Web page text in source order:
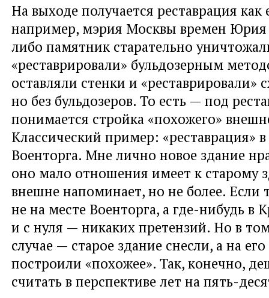
На выходе получается реставрация
например, мэрия Москвы времен Юрия
либо памятник старательно
«реставрировали» бульдозерным
оставляли стенки и «реставрировали»
но без бульдозеров. То есть — под
понимается стройка «похожего»
Классический пример: «реставрация»
Военторга. Мне лично новое здание
оно мало отношения имеет к старому
внешне напоминает, но не более. Если
не на месте Военторга, а где-нибудь в
и с нуля — никаких претензий. Но в
случае — старое здание снесли, а на
построили «похожее». Так, конечно,
считать в перспективе лет на пять-